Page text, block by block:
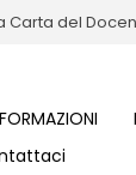
Carta del